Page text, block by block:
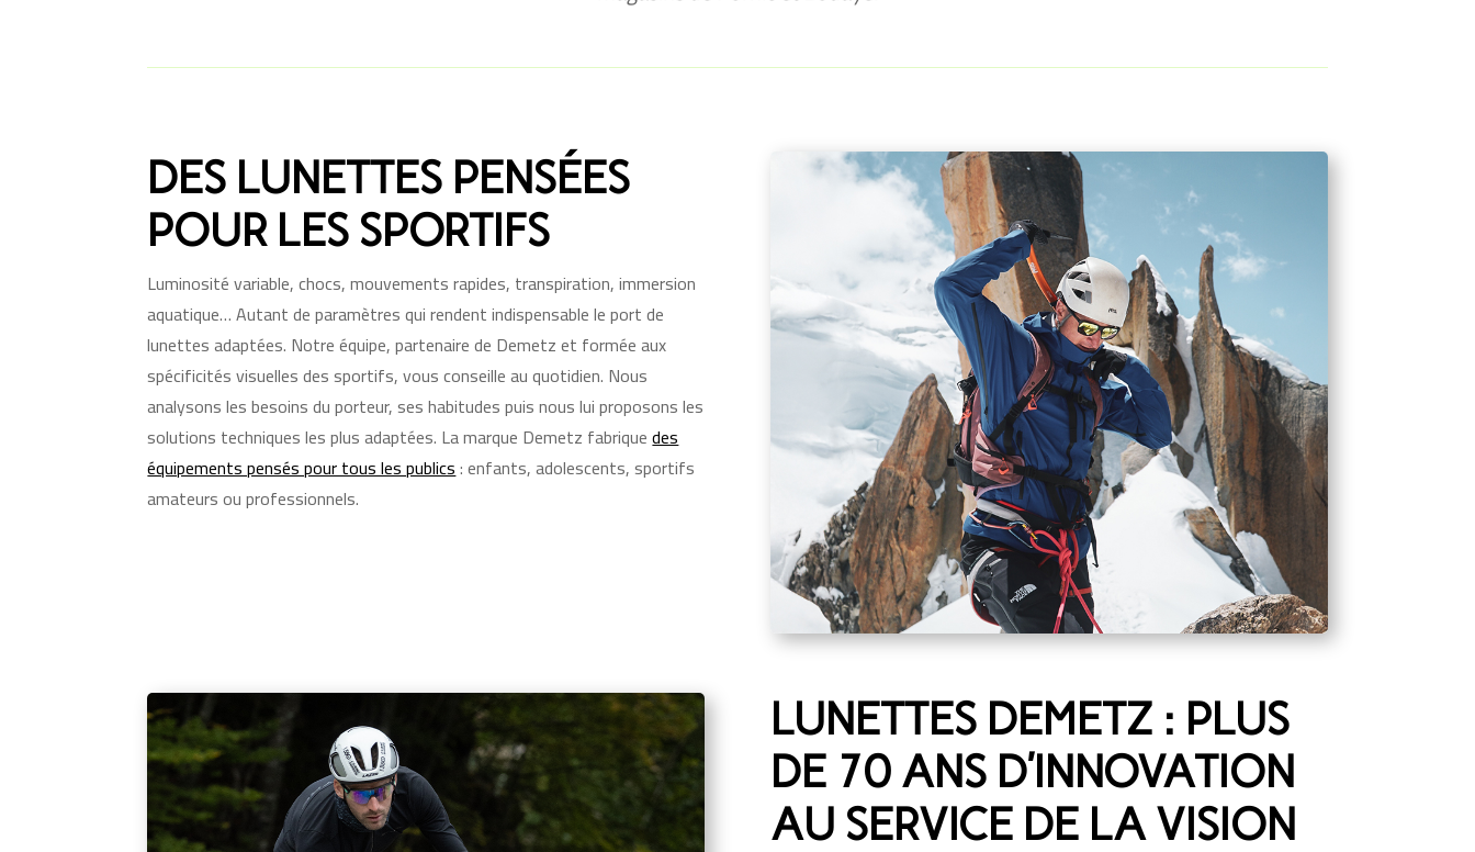
DES LUNETTES PENSÉES
POUR LES SPORTIFS
Luminosité variable, chocs, mouvements rapides, transpiration, immersion
aquatique… Autant de paramètres qui rendent indispensable le port de
lunettes adaptées. Notre équipe, partenaire de Demetz et formée aux
spécificités visuelles des sportifs, vous conseille au quotidien. Nous
analysons les besoins du porteur, ses habitudes puis nous lui proposons les
solutions techniques les plus adaptées. La marque Demetz fabriquedes
équipements pensés pour tous les publics: enfants, adolescents, sportifs
amateurs ou professionnels.
LUNETTES DEMETZ : PLUS
DE 70 ANS D’INNOVATION
AU SERVICE DE LA VISION